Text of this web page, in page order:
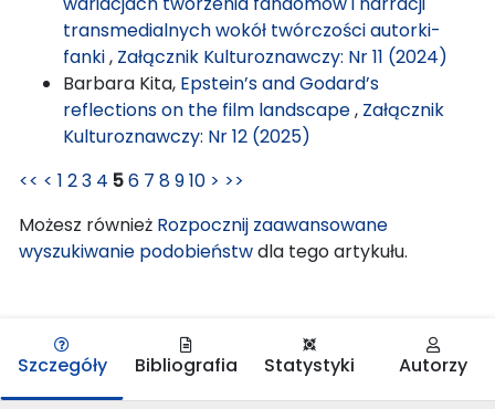
transmedialnych wokół twórczości autorki-
fanki, Załącznik Kulturoznawczy: Nr 11 (2024)
Barbara Kita, Epstein’s and Godard’s
reflections on the film landscape, Załącznik
Kulturoznawczy: Nr 12 (2025)
<< < 1 23 4 56 7 8910 > >>
Możesz również Rozpocznij zaawansowane
wyszukiwanie podobieństwdla tego artykułu.
Szczegóły Bibliografia Statystyki Autorzy